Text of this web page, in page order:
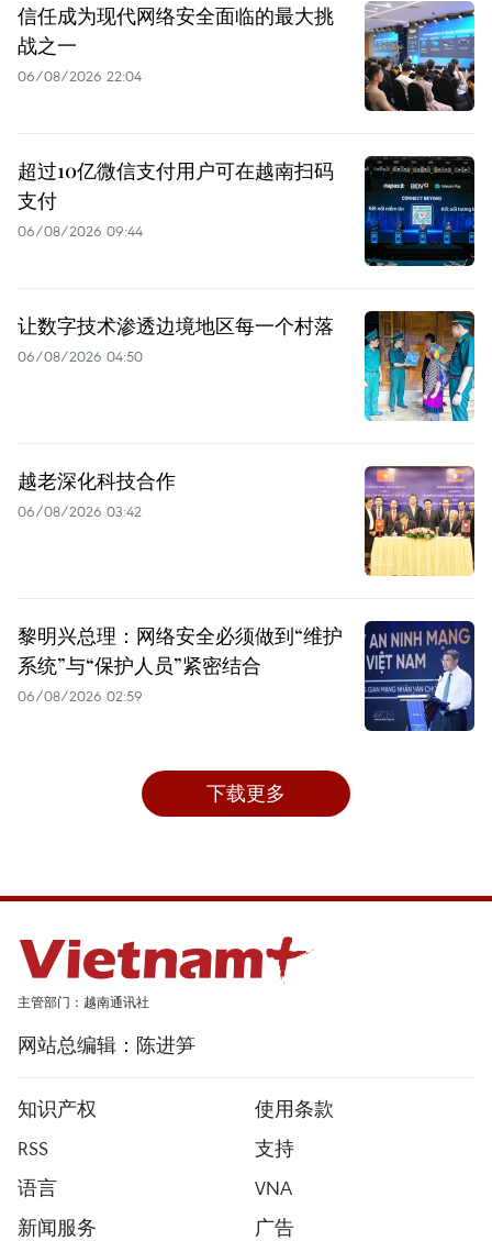
信任成为现代网络安全面临的最大挑
战之一
06/08/2026 22:04
超过10亿微信支付用户可在越南扫码
支付
06/08/2026 09:44
让数字技术渗透边境地区每一个村落
06/08/2026 04:50
越老深化科技合作
06/08/2026 03:42
黎明兴总理：网络安全必须做到“维护
系统”与“保护人员”紧密结合
06/08/2026 02:59
下载更多
主管部门：越南通讯社
网站总编辑：陈进笋
知识产权
使用条款
RSS
支持
语言
VNA
新闻服务
广告